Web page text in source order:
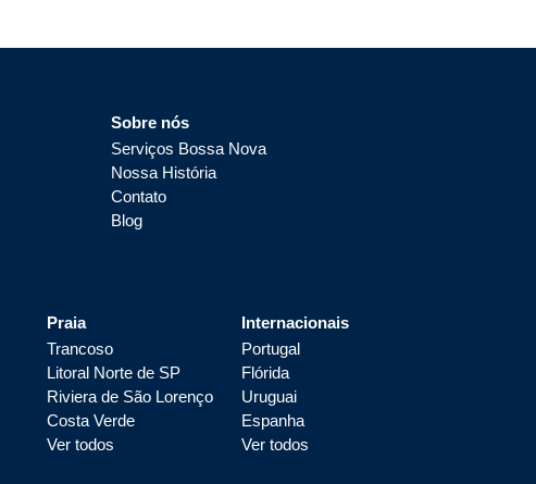
Sobre nós
Serviços Bossa Nova
Nossa História
Contato
Blog
Praia
Trancoso
Litoral Norte de SP
Riviera de São Lorenço
Costa Verde
Ver todos
Internacionais
Portugal
Flórida
Uruguai
Espanha
Ver todos